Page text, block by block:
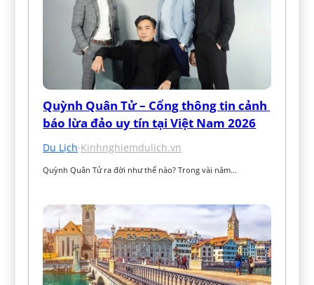
Quỳnh Quân Tử – Cổng thông tin cảnh
báo lừa đảo uy tín tại Việt Nam 2026
Du Lịch·Kinhnghiemdulich.vn
Quỳnh Quân Tử ra đời như thế nào? Trong vài năm…